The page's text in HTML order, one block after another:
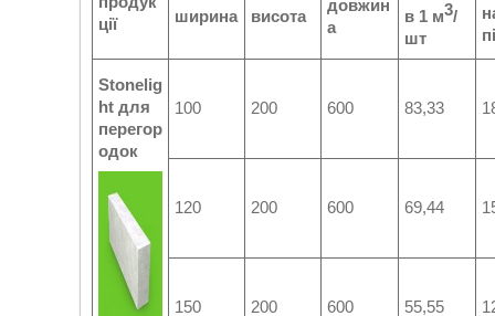
ції
в 1 м3/
шт
ширина
висота
довжин
а
Stonelig
ht для
перегор
одок
100 200 600 83,33
120 200 600 69,44
150 200 600 55,55